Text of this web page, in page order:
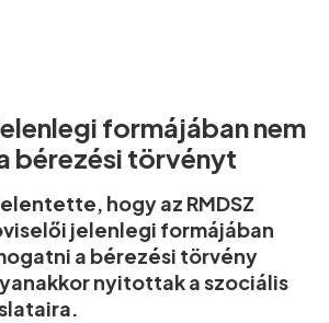
formájában nem
bérezési törvényt
hogy az RMDSZ
jelenlegi formájában
a bérezési törvény
nyitottak a szociális
javaslataira.